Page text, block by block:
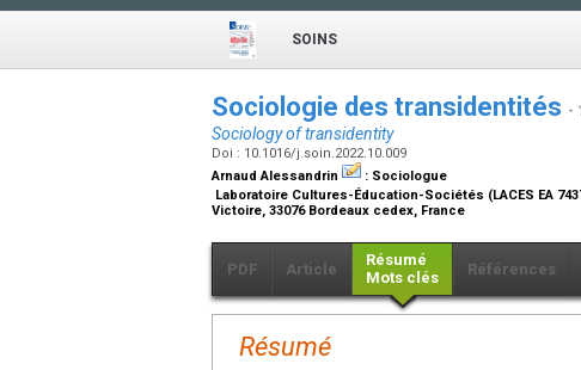
SOINS
Sociologie des transidentités -
Sociology of transidentity
Doi : 10.1016/j.soin.2022.10.009
Arnaud Alessandrin
: Sociologue
Laboratoire Cultures-Éducation-Sociétés (LACES EA
Victoire, 33076 Bordeaux cedex, France
PDF Article
Résumé
Mots clés
Références
Résumé